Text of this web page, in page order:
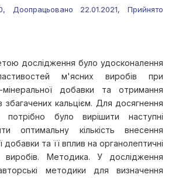
Доопрацьовано 22.01.2021, Прийнято
дослідження було удосконалення
м'ясних виробів при
мінеральної добавки та отримання
збагачених кальцієм. Для досягнення
потрібно було вирішити наступні
оптимальну кількість внесення
добавки та її вплив на органолептичні
виробів. Методика. У дослідження
методики для визначення